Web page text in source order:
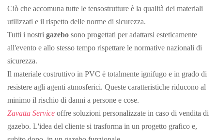
Ciò che accomuna tutte le tensostrutture è la qualità dei materiali
utilizzati e il rispetto delle norme di sicurezza.
Tutti i nostri gazebo sono progettati per adattarsi esteticamente
all'evento e allo stesso tempo rispettare le normative nazionali di
sicurezza.
Il materiale costruttivo in PVC è totalmente ignifugo e in grado di
resistere agli agenti atmosferici. Queste caratteristiche riducono al
minimo il rischio di danni a persone e cose.
Zavatta Service offre soluzioni personalizzate in caso di vendita di
gazebo. L'idea del cliente si trasforma in un progetto grafico e,